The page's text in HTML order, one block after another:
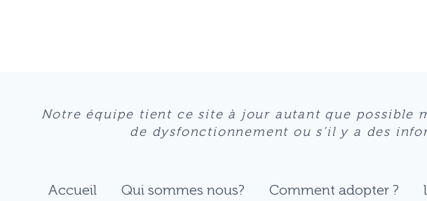
Notre équipe tient ce site à jour autant que possible
de dysfonctionnement ou s’il y a des
Accueil Qui sommes nous? Comment adopter ?